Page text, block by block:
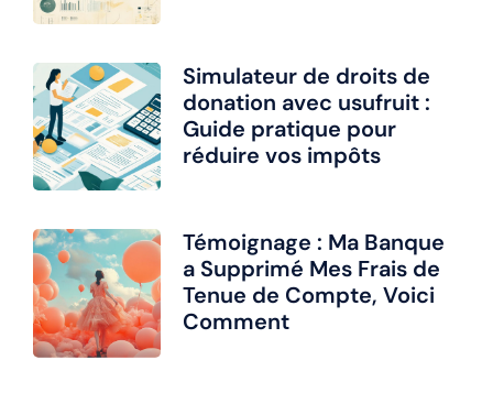
Simulateur de droits de
donation avec usufruit :
Guide pratique pour
réduire vos impôts
Témoignage : Ma Banque
a Supprimé Mes Frais de
Tenue de Compte, Voici
Comment